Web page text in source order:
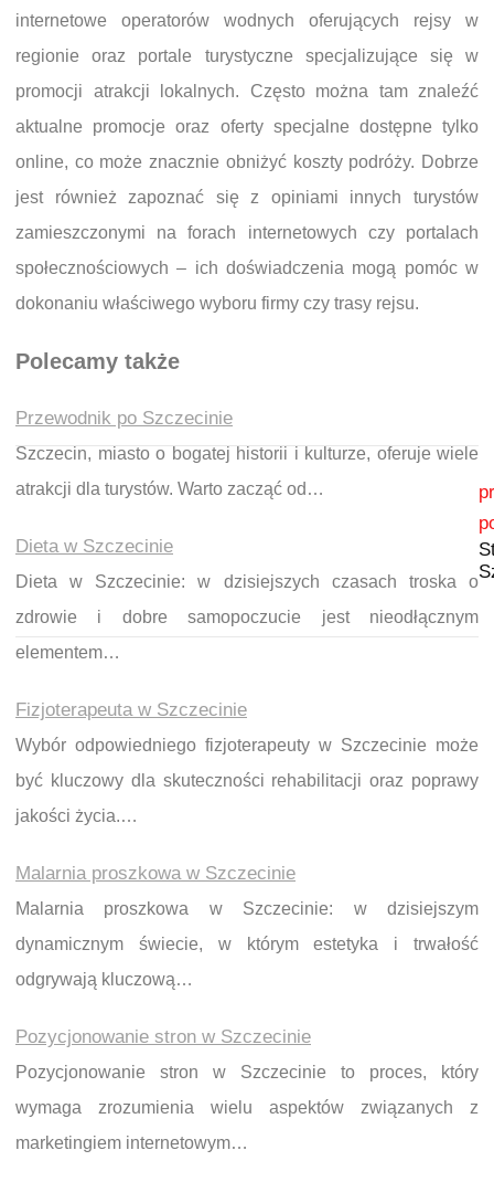
internetowe operatorów wodnych oferujących rejsy w
regionie oraz portale turystyczne specjalizujące się w
promocji atrakcji lokalnych. Często można tam znaleźć
aktualne promocje oraz oferty specjalne dostępne tylko
online, co może znacznie obniżyć koszty podróży. Dobrze
jest również zapoznać się z opiniami innych turystów
zamieszczonymi na forach internetowych czy portalach
społecznościowych – ich doświadczenia mogą pomóc w
dokonaniu właściwego wyboru firmy czy trasy rejsu.
Polecamy także
Przewodnik po Szczecinie
Szczecin, miasto o bogatej historii i kulturze, oferuje wiele
atrakcji dla turystów. Warto zacząć od…
Dieta w Szczecinie
Dieta w Szczecinie: w dzisiejszych czasach troska o
zdrowie i dobre samopoczucie jest nieodłącznym
elementem…
Fizjoterapeuta w Szczecinie
Wybór odpowiedniego fizjoterapeuty w Szczecinie może
być kluczowy dla skuteczności rehabilitacji oraz poprawy
jakości życia.…
Malarnia proszkowa w Szczecinie
Malarnia proszkowa w Szczecinie: w dzisiejszym
dynamicznym świecie, w którym estetyka i trwałość
odgrywają kluczową…
Pozycjonowanie stron w Szczecinie
Pozycjonowanie stron w Szczecinie to proces, który
wymaga zrozumienia wielu aspektów związanych z
marketingiem internetowym…
Nawigacja wpisu